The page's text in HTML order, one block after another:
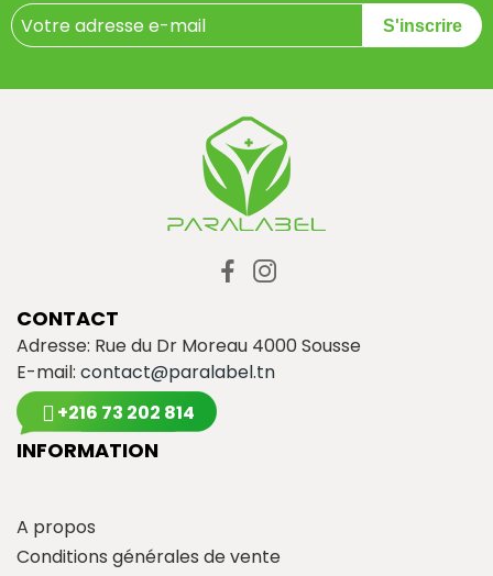
S'inscrire
CONTACT
Adresse: Rue du Dr Moreau 4000 Sousse
E-mail: contact@paralabel.tn
+216 73 202 814
INFORMATION
A propos
Conditions générales de vente